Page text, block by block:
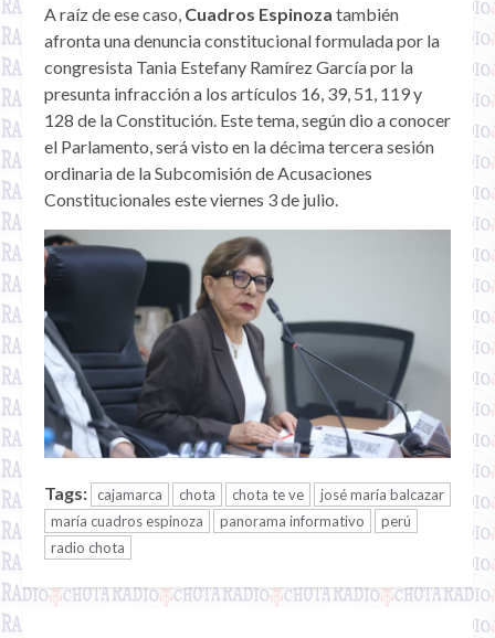
A raíz de ese caso, Cuadros Espinoza también
afronta una denuncia constitucional formulada por la
congresista Tania Estefany Ramírez García por la
presunta infracción a los artículos 16, 39, 51, 119 y
128 de la Constitución. Este tema, según dio a conocer
el Parlamento, será visto en la décima tercera sesión
ordinaria de la Subcomisión de Acusaciones
Constitucionales este viernes 3 de julio.
Tags: cajamarca chota chota te ve
josé maría balcazar
maría cuadros espinoza
panorama informativo
perú
radio chota